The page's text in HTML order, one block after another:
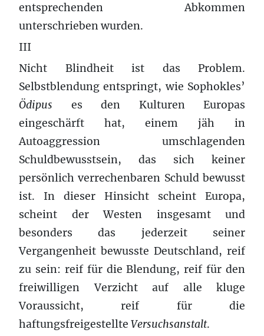
entsprechenden Abkommen
unterschrieben wurden.
III
Nicht Blindheit ist das Problem.
Selbstblendung entspringt, wie Sophokles’
Ödipus es den Kulturen Europas
eingeschärft hat, einem jäh in
Autoaggression umschlagenden
Schuldbewusstsein, das sich keiner
persönlich verrechenbaren Schuld bewusst
ist. In dieser Hinsicht scheint Europa,
scheint der Westen insgesamt und
besonders das jederzeit seiner
Vergangenheit bewusste Deutschland, reif
zu sein: reif für die Blendung, reif für den
freiwilligen Verzicht auf alle kluge
Voraussicht, reif für die
haftungsfreigestellte Versuchsanstalt.